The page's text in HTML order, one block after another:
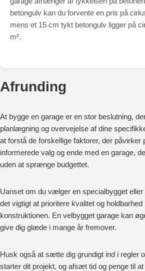
betongulv kan du forvente en pris på
mens et 15 cm tykt betongulv ligger på
m².
Afrunding
At bygge en garage er en stor beslutning,
planlægning og overvejelse af dine
at forstå de forskellige faktorer, der
informerede valg og ende med en garage,
uden at sprænge budgettet.
Uanset om du vælger en specialbygget
det vigtigt at prioritere kvalitet og
konstruktionen. En velbygget garage kan
give dig glæde i mange år fremover.
Husk også at sætte dig grundigt ind i regler
starter dit projekt, og afsæt tid og penge til